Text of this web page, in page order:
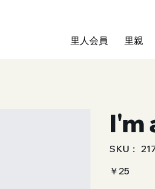
里人会員 里親
I'm
SKU：
SKU
価
格
￥25